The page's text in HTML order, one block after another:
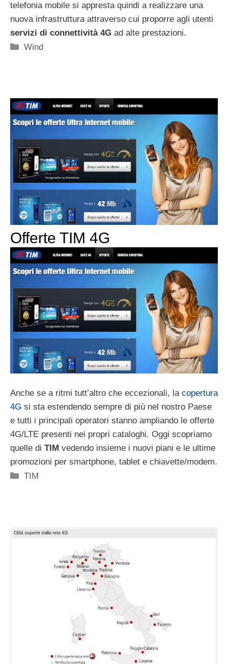
telefonia mobile si appresta quindi a realizzare una
nuova infrastruttura attraverso cui proporre agli utenti
servizi di connettività 4G ad alte prestazioni.
Categorie
Wind
Offerte TIM 4G
Anche se a ritmi tutt’altro che eccezionali, la copertura
4G si sta estendendo sempre di più nel nostro Paese
e tutti i principali operatori stanno ampliando le offerte
4G/LTE presenti nei propri cataloghi. Oggi scopriamo
quelle di TIM vedendo insieme i nuovi piani e le ultime
promozioni per smartphone, tablet e chiavette/modem.
Categorie
TIM